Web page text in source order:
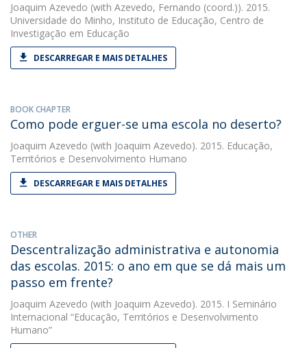
Joaquim Azevedo (with Azevedo, Fernando (coord.)). 2015.
Universidade do Minho, Instituto de Educação, Centro de
Investigação em Educação
DESCARREGAR E MAIS DETALHES
BOOK CHAPTER
Como pode erguer-se uma escola no deserto?
Joaquim Azevedo (with Joaquim Azevedo). 2015. Educação,
Territórios e Desenvolvimento Humano
DESCARREGAR E MAIS DETALHES
OTHER
Descentralização administrativa e autonomia
das escolas. 2015: o ano em que se dá mais um
passo em frente?
Joaquim Azevedo (with Joaquim Azevedo). 2015. I Seminário
Internacional “Educação, Territórios e Desenvolvimento
Humano”